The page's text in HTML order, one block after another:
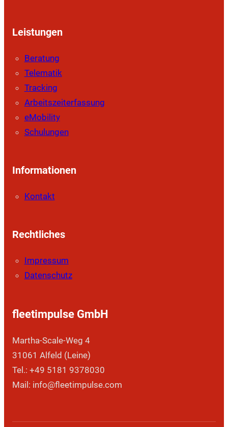
Leistungen
Beratung
Telematik
Tracking
Arbeitszeiterfassung
eMobility
Schulungen
Informationen
Kontakt
Rechtliches
Impressum
Datenschutz
fleetimpulse GmbH
Martha-Scale-Weg 4
31061 Alfeld (Leine)
Tel.: +49 5181 9378030
Mail: info@fleetimpulse.com